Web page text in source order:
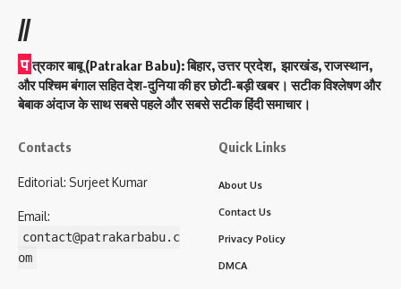
//
प त्रकार बाबू (Patrakar Babu):बिहार, उत्तर प्रदेश, झारखंड, राजस्थान,
और पश्चिम बंगाल सहित देश-दुनिया की हर छोटी-बड़ी खबर। सटीक विश्लेषण और
बेबाक अंदाज के साथ सबसे पहले और सबसे सटीक हिंदी समाचार।
Contacts
Editorial: Surjeet Kumar
Email:
contact@patrakarbabu.c
om
Quick Links
About Us
Contact Us
Privacy Policy
DMCA